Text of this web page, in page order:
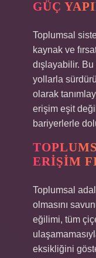
GÜÇ
Toplumsal
kaynak ve
dışlayabilir. Bu
yollarla
olarak
erişim eşit
bariyerlerle
ERIŞIM
Toplumsal
olmasını
eğilimi, tüm
eksikliğini